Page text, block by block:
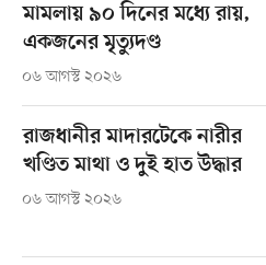
মামলায় ৯০ দিনের মধ্যে রায়,
একজনের মৃত্যুদণ্ড
০৬ আগস্ট ২০২৬
রাজধানীর মাদারটেকে নারীর
খণ্ডিত মাথা ও দুই হাত উদ্ধার
০৬ আগস্ট ২০২৬